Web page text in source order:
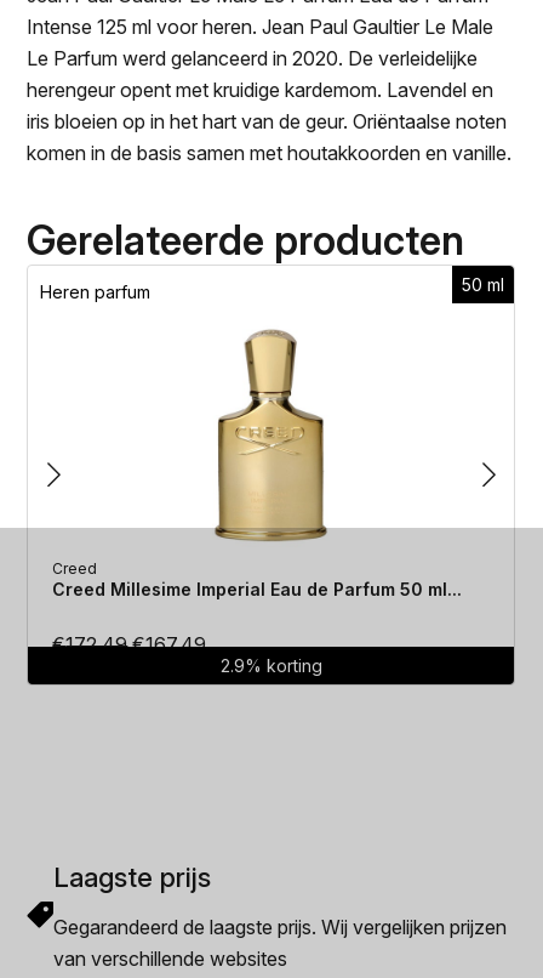
Intense 125 ml voor heren. Jean Paul Gaultier Le Male
Le Parfum werd gelanceerd in 2020. De verleidelijke
herengeur opent met kruidige kardemom. Lavendel en
iris bloeien op in het hart van de geur. Oriëntaalse noten
komen in de basis samen met houtakkoorden en vanille.
Gerelateerde producten
50 ml
Heren parfum
Creed
Creed Millesime Imperial Eau de Parfum 50 ml...
€172.49Oorspronkelijke
€167.49Huidige
prijs
2.9% korting
Laagste prijs
Gegarandeerd de laagste prijs. Wij vergelijken prijzen
van verschillende websites